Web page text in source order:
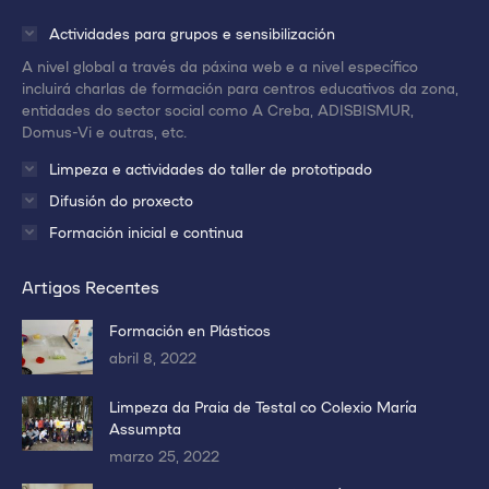
una
ventana/pestaña
una
ventana/pestaña
una
ventana/pestaña
Actividades para grupos e sensibilización
A nivel global a través da páxina web e a nivel específico
incluirá charlas de formación para centros educativos da zona,
entidades do sector social como A Creba, ADISBISMUR,
Domus-Vi e outras, etc.
Limpeza e actividades do taller de prototipado
Difusión do proxecto
Formación inicial e continua
Artigos Recentes
Formación en Plásticos
abril 8, 2022
Limpeza da Praia de Testal co Colexio María
Assumpta
marzo 25, 2022